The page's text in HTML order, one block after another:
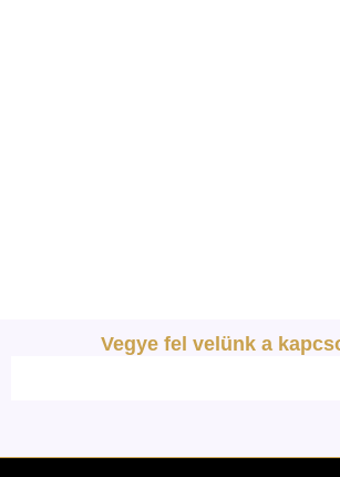
Vegye fel velünk a